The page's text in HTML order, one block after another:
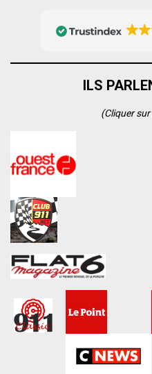
ILS
(Cliquer sur